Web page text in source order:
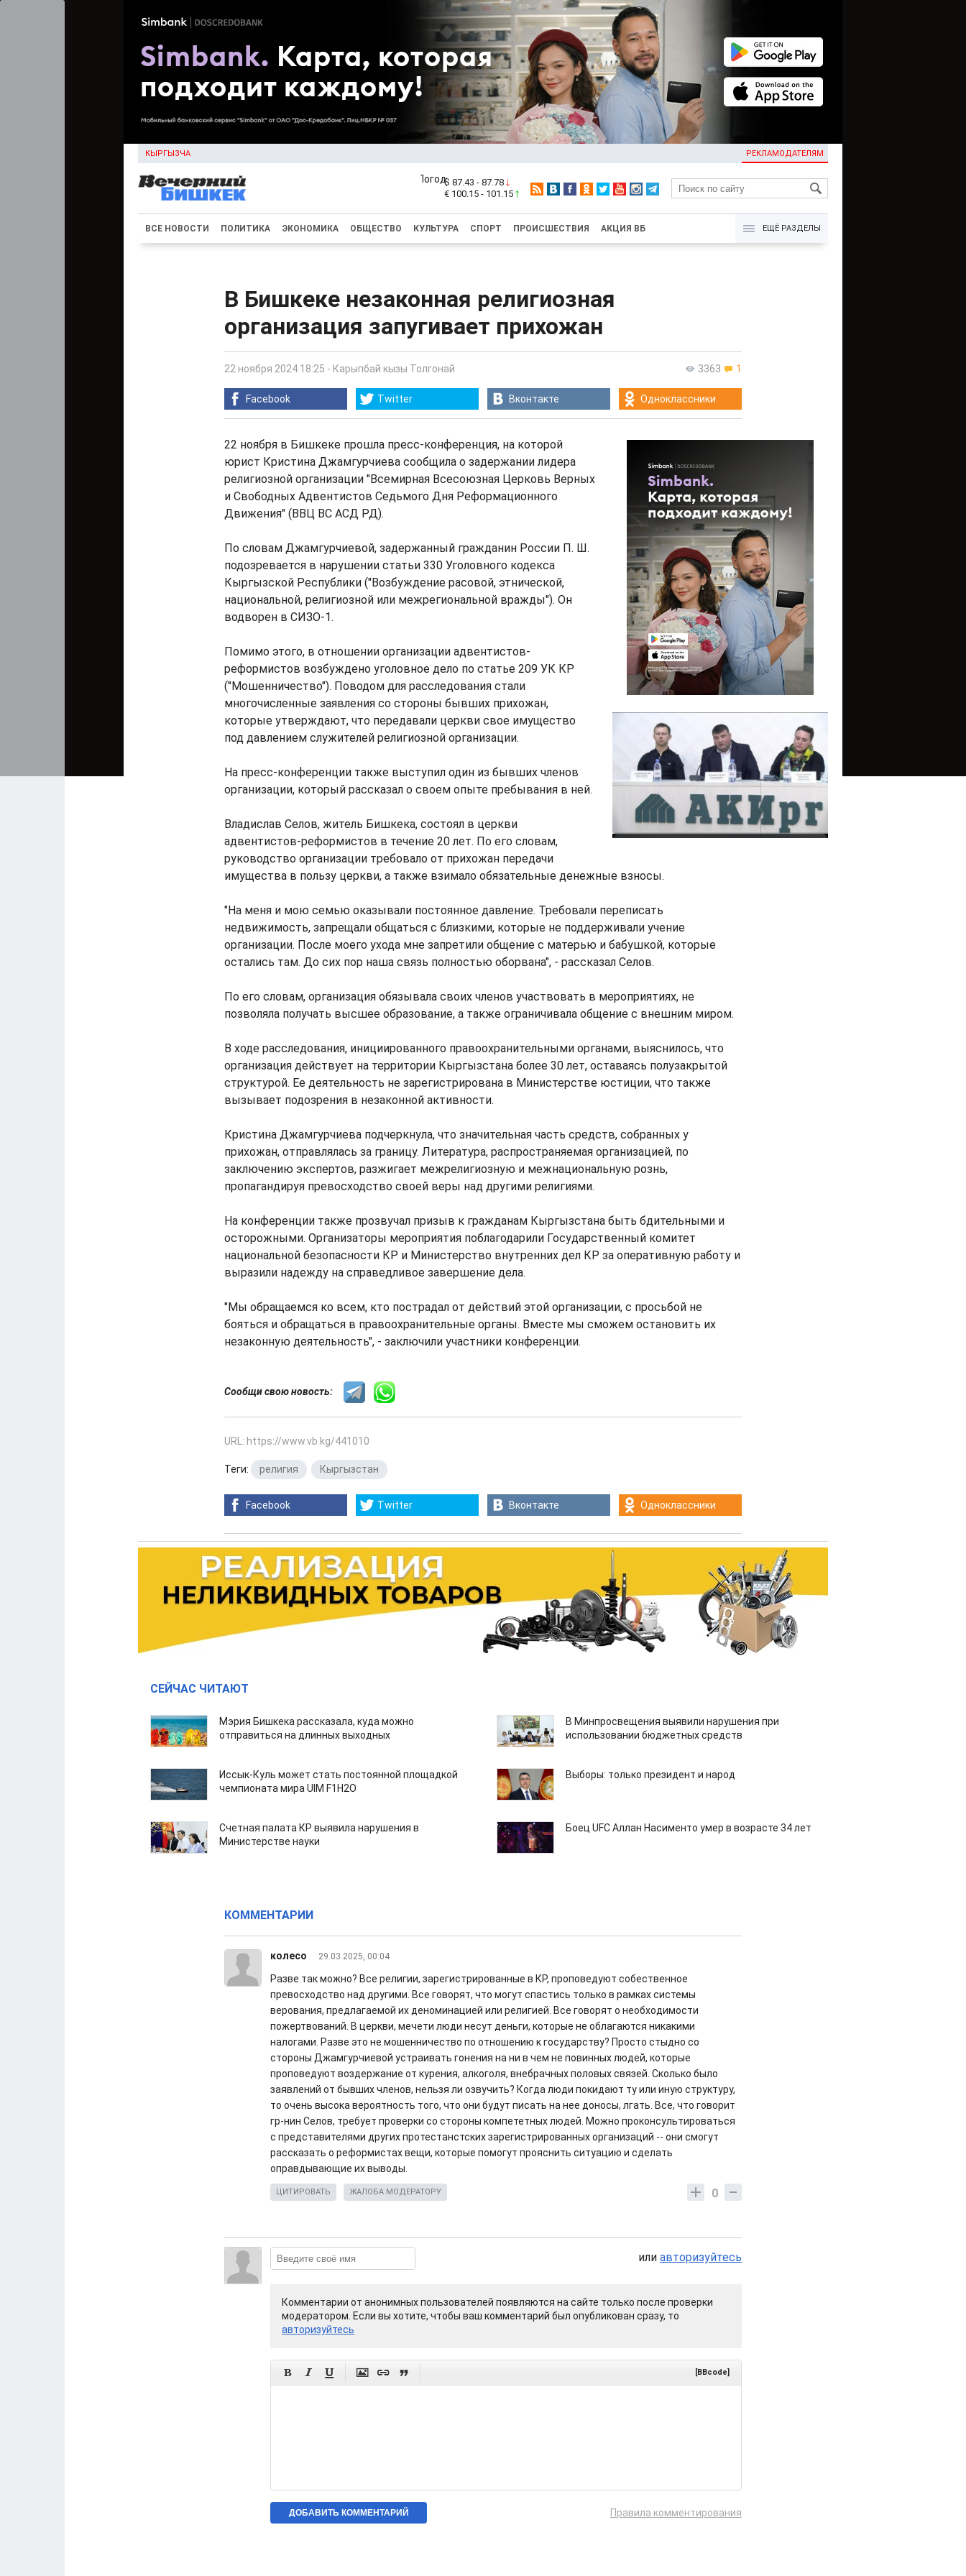
КЫРГЫЗЧА РЕКЛАМОДАТЕЛЯМ
KG
$ 87.43 - 87.78
€ 100.15 - 101.15
ВСЕ НОВОСТИ ПОЛИТИКА ЭКОНОМИКА ОБЩЕСТВО КУЛЬТУРА СПОРТ ПРОИСШЕСТВИЯ АКЦИЯ ВБ ЕЩЁ РАЗДЕЛЫ
В Бишкеке незаконная религиозная
организация запугивает прихожан
3363 1
22 ноября 2024 18:25 - Карыпбай кызы Толгонай
Facebook Twitter Вконтакте Одноклассники
22 ноября в Бишкеке прошла пресс-конференция, на которой
юрист Кристина Джамгурчиева сообщила о задержании лидера
религиозной организации "Всемирная Всесоюзная Церковь Верных
и Свободных Адвентистов Седьмого Дня Реформационного
Движения" (ВВЦ ВС АСД РД).
По словам Джамгурчиевой, задержанный гражданин России П. Ш.
подозревается в нарушении статьи 330 Уголовного кодекса
Кыргызской Республики ("Возбуждение расовой, этнической,
национальной, религиозной или межрегиональной вражды"). Он
водворен в СИЗО-1.
Помимо этого, в отношении организации адвентистов-
реформистов возбуждено уголовное дело по статье 209 УК КР
("Мошенничество"). Поводом для расследования стали
многочисленные заявления со стороны бывших прихожан,
которые утверждают, что передавали церкви свое имущество
под давлением служителей религиозной организации.
На пресс-конференции также выступил один из бывших членов
организации, который рассказал о своем опыте пребывания в ней.
Владислав Селов, житель Бишкека, состоял в церкви
адвентистов-реформистов в течение 20 лет. По его словам,
руководство организации требовало от прихожан передачи
имущества в пользу церкви, а также взимало обязательные денежные взносы.
"На меня и мою семью оказывали постоянное давление. Требовали переписать
недвижимость, запрещали общаться с близкими, которые не поддерживали учение
организации. После моего ухода мне запретили общение с матерью и бабушкой, которые
остались там. До сих пор наша связь полностью оборвана", - рассказал Селов.
По его словам, организация обязывала своих членов участвовать в мероприятиях, не
позволяла получать высшее образование, а также ограничивала общение с внешним миром.
В ходе расследования, инициированного правоохранительными органами, выяснилось, что
организация действует на территории Кыргызстана более 30 лет, оставаясь полузакрытой
структурой. Ее деятельность не зарегистрирована в Министерстве юстиции, что также
вызывает подозрения в незаконной активности.
Кристина Джамгурчиева подчеркнула, что значительная часть средств, собранных у
прихожан, отправлялась за границу. Литература, распространяемая организацией, по
заключению экспертов, разжигает межрелигиозную и межнациональную рознь,
пропагандируя превосходство своей веры над другими религиями.
На конференции также прозвучал призыв к гражданам Кыргызстана быть бдительными и
осторожными. Организаторы мероприятия поблагодарили Государственный комитет
национальной безопасности КР и Министерство внутренних дел КР за оперативную работу и
выразили надежду на справедливое завершение дела.
"Мы обращаемся ко всем, кто пострадал от действий этой организации, с просьбой не
бояться и обращаться в правоохранительные органы. Вместе мы сможем остановить их
незаконную деятельность", - заключили участники конференции.
Сообщи свою новость:
URL: https://www.vb.kg/441010
Теги: религия Кыргызстан
Facebook Twitter Вконтакте Одноклассники
СЕЙЧАС ЧИТАЮТ
Мэрия Бишкека рассказала, куда можно
отправиться на длинных выходных
В Минпросвещения выявили нарушения при
использовании бюджетных средств
Иссык-Куль может стать постоянной площадкой
чемпионата мира UIM F1H2O
Выборы: только президент и народ
Счетная палата КР выявила нарушения в
Министерстве науки
Боец UFC Аллан Насименто умер в возрасте 34 лет
КОММЕНТАРИИ
колесо 29.03.2025, 00:04
Разве так можно? Все религии, зарегистрированные в КР, проповедуют собественное
превосходство над другими. Все говорят, что могут спастись только в рамках системы
верования, предлагаемой их деноминацией или религией. Все говорят о необходимости
пожертвований. В церкви, мечети люди несут деньги, которые не облагаются никакими
налогами. Разве это не мошенничество по отношению к государству? Просто стыдно со
стороны Джамгурчиевой устраивать гонения на ни в чем не повинных людей, которые
проповедуют воздержание от курения, алкоголя, внебрачных половых связей. Сколько было
заявлений от бывших членов, нельзя ли озвучить? Когда люди покидают ту или иную структуру,
то очень высока вероятность того, что они будут писать на нее доносы, лгать. Все, что говорит
гр-нин Селов, требует проверки со стороны компететных людей. Можно проконсультироваться
с представителями других протестанстских зарегистрированных организаций -- они смогут
рассказать о реформистах вещи, которые помогут прояснить ситуацию и сделать
оправдывающие их выводы.
0
ЦИТИРОВАТЬ ЖАЛОБА МОДЕРАТОРУ
или авторизуйтесь
Комментарии от анонимных пользователей появляются на сайте только после проверки
модератором. Если вы хотите, чтобы ваш комментарий был опубликован сразу, то
авторизуйтесь
      [BBcode]
Правила комментирования